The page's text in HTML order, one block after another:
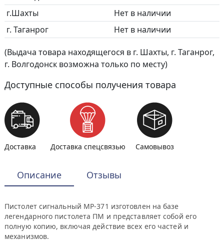
г.Шахты
Нет в наличии
г. Таганрог
Нет в наличии
(Выдача товара находящегося в г. Шахты, г. Таганрог,
г. Волгодонск возможна только по месту)
Доступные способы получения товара
Доставка Доставка спецсвязью Самовывоз
Описание Отзывы
Пистолет сигнальный МР-371 изготовлен на базе
легендарного пистолета ПМ и представляет собой его
полную копию, включая действие всех его частей и
механизмов.